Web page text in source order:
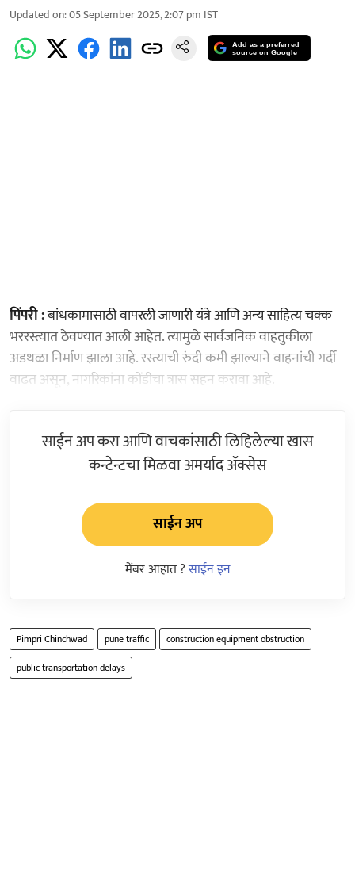
Updated on:05 September 2025, 2:07 pm IST
Add as a preferred
source on Google
पिंपरी :बांधकामासाठी वापरली जाणारी यंत्रे आणि अन्य साहित्य चक्क
भररस्त्यात ठेवण्यात आली आहेत. त्यामुळे सार्वजनिक वाहतुकीला
अडथळा निर्माण झाला आहे. रस्त्याची रुंदी कमी झाल्याने वाहनांची गर्दी
वाढत असून, नागरिकांना कोंडीचा त्रास सहन करावा आहे.
साईन अप करा आणि वाचकांसाठी लिहिलेल्या खास
कन्टेन्टचा मिळवा अमर्याद ॲक्सेस
साईन अप
मेंबर आहात ?साईन इन
Pimpri Chinchwad pune traffic
construction equipment obstruction
public transportation delays